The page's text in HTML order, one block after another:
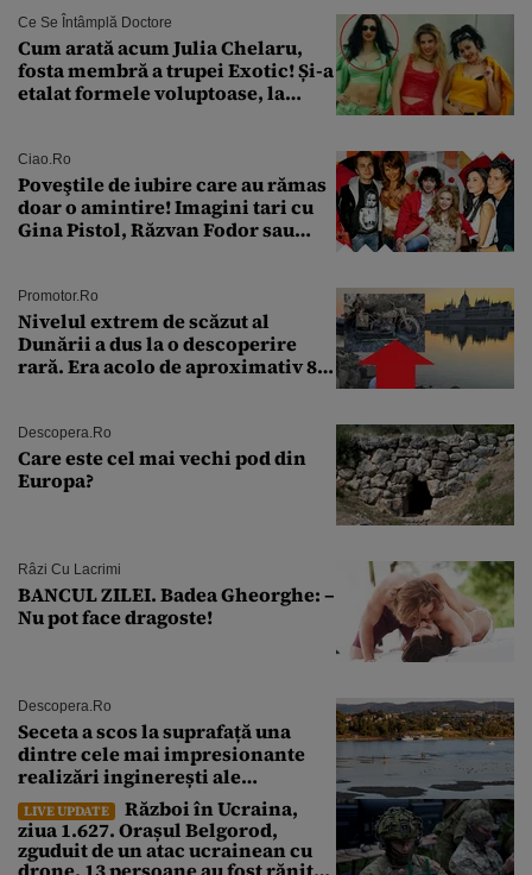
Ce Se Întâmplă Doctore
Cum arată acum Julia Chelaru,
fosta membră a trupei Exotic! Și-a
etalat formele voluptoase, la
Ciao.ro
Poveştile de iubire care au rămas
doar o amintire! Imagini tari cu
Gina Pistol, Răzvan Fodor sau
Promotor.ro
Nivelul extrem de scăzut al
Dunării a dus la o descoperire
rară. Era acolo de aproximativ 80
Descopera.ro
Care este cel mai vechi pod din
Europa?
Râzi Cu Lacrimi
BANCUL ZILEI. Badea Gheorghe: –
Nu pot face dragoste!
Descopera.ro
Seceta a scos la suprafață una
dintre cele mai impresionante
realizări inginerești ale
Imperiului Roman
LIVE UPDATE
Război în Ucraina,
ziua 1.627. Orașul Belgorod,
zguduit de un atac ucrainean cu